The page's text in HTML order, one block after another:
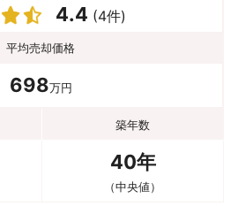
4.4 (4件)
平均売却価格
698万円
築年数
40年
（中央値）